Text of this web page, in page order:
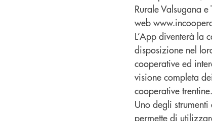
Rurale Valsugana
web
L’App diventerà la
disposizione nel
cooperative ed
visione completa
cooperative trentine.
Uno degli
permette di